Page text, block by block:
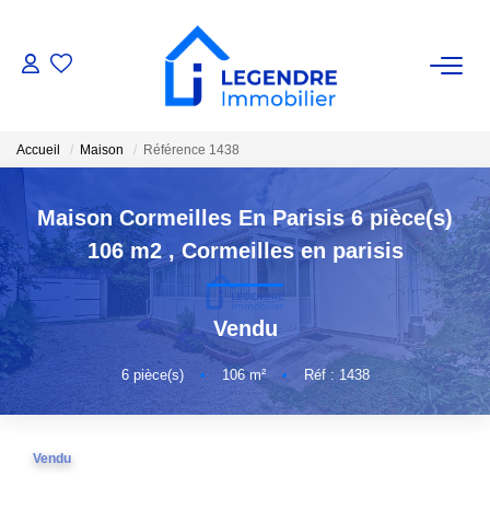
VENTE
Nos Biens Vendus
ESTIMATION
NOS AGENCES
Qui Sommes-Nous ?
Accueil Maison Référence 1438
Maison Cormeilles En Parisis 6 pièce(s)
106 m2, Cormeilles en parisis
Vendu
6pièce(s) • 106m² • Réf : 1438
Vendu